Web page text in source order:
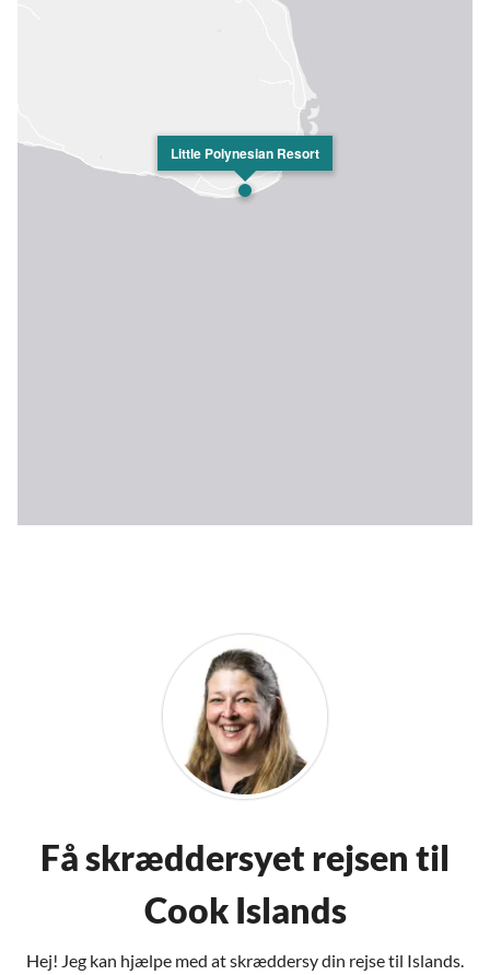
Little Polynesian Resort
Få skræddersyet rejsen til
Cook Islands
Hej! Jeg kan hjælpe med at skræddersy din rejse til Islands.